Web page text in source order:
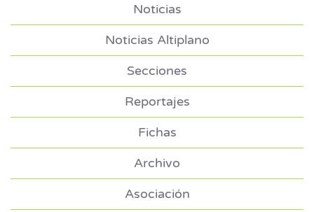
Noticias
Noticias Altiplano
Secciones
Reportajes
Fichas
Archivo
Asociación